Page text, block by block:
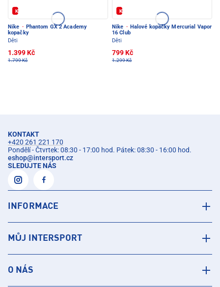
Kód: FOTBAL20
Nike · Phantom GX 2 Academy
kopačky
Děti
1.399 Kč
1.799 Kč
Kód: FOTBAL20
Nike · Halové kopačky Mercurial Vapor
16 Club
Děti
799 Kč
1.299 Kč
KONTAKT
+420 261 221 170
Pondělí - Čtvrtek: 08:30 - 17:00 hod. Pátek: 08:30 - 16:00 hod.
eshop@intersport.cz
SLEDUJTE NÁS
INFORMACE
MŮJ INTERSPORT
O NÁS